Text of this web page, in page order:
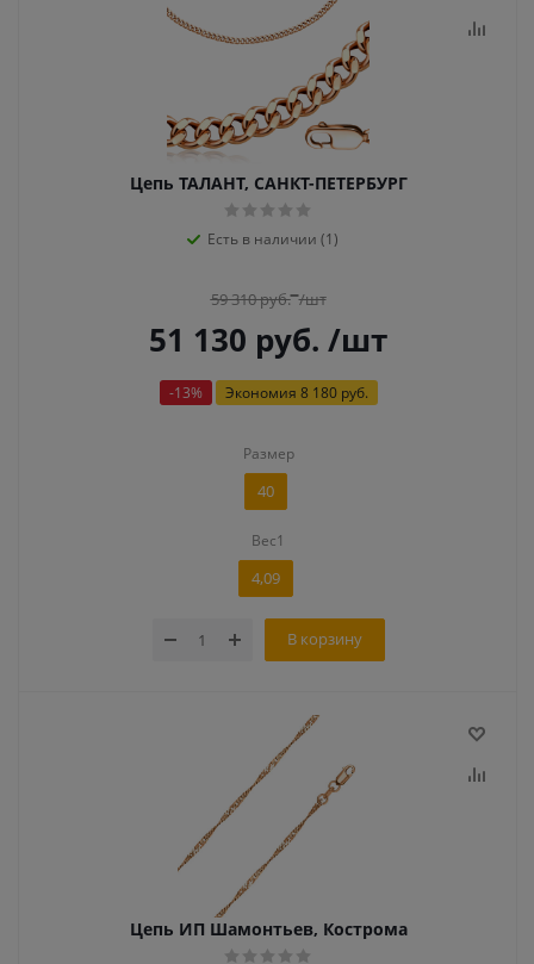
Цепь ТАЛАНТ, САНКТ-ПЕТЕРБУРГ
Есть в наличии (1)
59 310руб. /шт
51 130 руб. /шт
-13% Экономия 8 180 руб.
Размер
40
Вес1
4,09
В корзину
Цепь ИП Шамонтьев, Кострома